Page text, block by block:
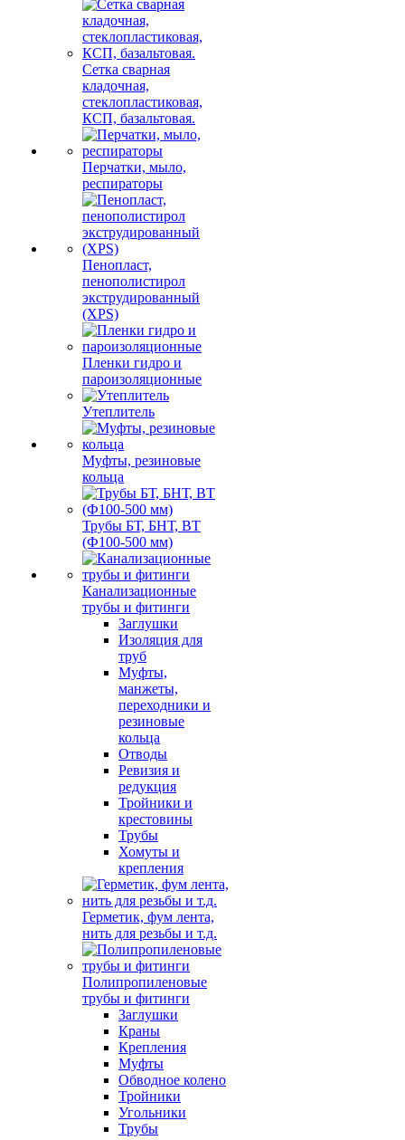
Сетка сварная
кладочная,
стеклопластиковая,
КСП, базальтовая.
Перчатки, мыло,
респираторы
Пенопласт,
пенополистирол
экструдированный
(XPS)
Пленки гидро и
пароизоляционные
Утеплитель
Муфты, резиновые
кольца
Трубы БТ, БНТ, ВТ
(Ф100-500 мм)
Канализационные
трубы и фитинги
Заглушки
Изоляция для
труб
Муфты,
манжеты,
переходники и
резиновые
кольца
Отводы
Ревизия и
редукция
Тройники и
крестовины
Трубы
Хомуты и
крепления
Герметик, фум лента,
нить для резьбы и т.д.
Полипропиленовые
трубы и фитинги
Заглушки
Краны
Крепления
Муфты
Обводное колено
Тройники
Угольники
Трубы